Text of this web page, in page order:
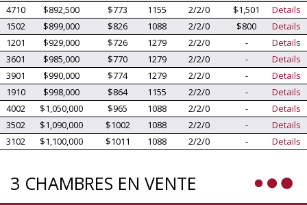
4710
$892,500 $773 1155 2/2/0 $1,501
Details
1502
$899,000 $826 1088 2/2/0 $800
Details
1201
$929,000 $726 1279 2/2/0 -
Details
3601
$985,000 $770 1279 2/2/0 -
Details
3901
$990,000 $774 1279 2/2/0 -
Details
1910
$998,000 $864 1155 2/2/0 -
Details
4002
$1,050,000 $965 1088 2/2/0 -
Details
3502
$1,090,000 $1002 1088 2/2/0 -
Details
3102
$1,100,000 $1011 1088 2/2/0 - Details
3 CHAMBRES EN VENTE